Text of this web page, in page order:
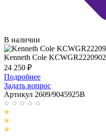
В наличии
Kenneth Cole KCWGR2220902
24 250 ₽
Подробнее
Задать вопрос
Артикул 2609/9045925B